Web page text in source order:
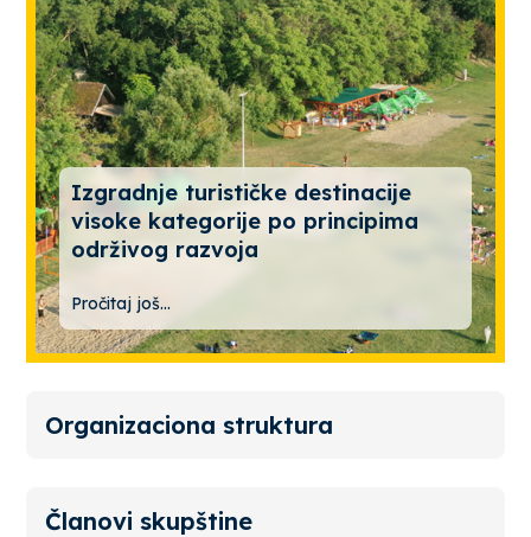
Izgradnje turističke destinacije
visoke kategorije po principima
održivog razvoja
Pročitaj još...
Organizaciona struktura
Članovi skupštine